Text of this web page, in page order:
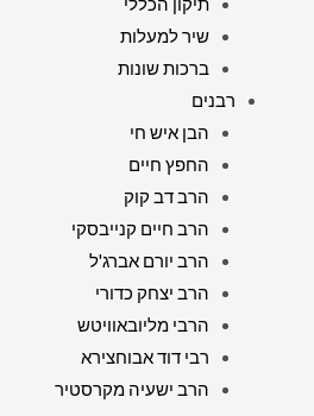
תיקון הכללי
שיר למעלות
ברכות שונות
רבנים
הבן איש חי
החפץ חיים
הרב דב קוק
הרב חיים קנייבסקי
הרב יורם אברג'ל
הרב יצחק כדורי
הרבי מליובאוויטש
רבי דוד אבוחצירא
הרב ישעיה מקרסטיר